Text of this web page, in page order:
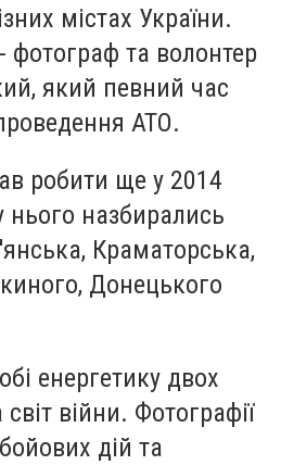
містах України.
фотограф та волонтер
який певний час
АТО.
робити ще у 2014
нього назбирались
Краматорська,
Донецького
енергетику двох
війни. Фотографії
дій та